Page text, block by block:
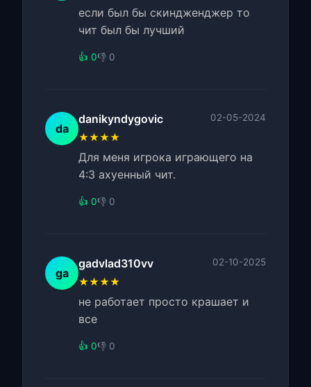
если был бы скиндженджер то
чит был бы лучший
👍 0👎 0
da
danikyndygovic 02-05-2024
★★★★
Для меня игрока играющего на
4:3 ахуенный чит.
👍 0👎 0
ga
gadvlad310vv 02-10-2025
★★★★
не работает просто крашает и
все
👍 0👎 0